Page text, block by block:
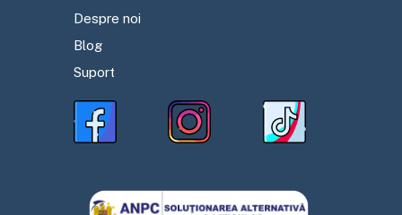
Despre noi
Blog
Suport